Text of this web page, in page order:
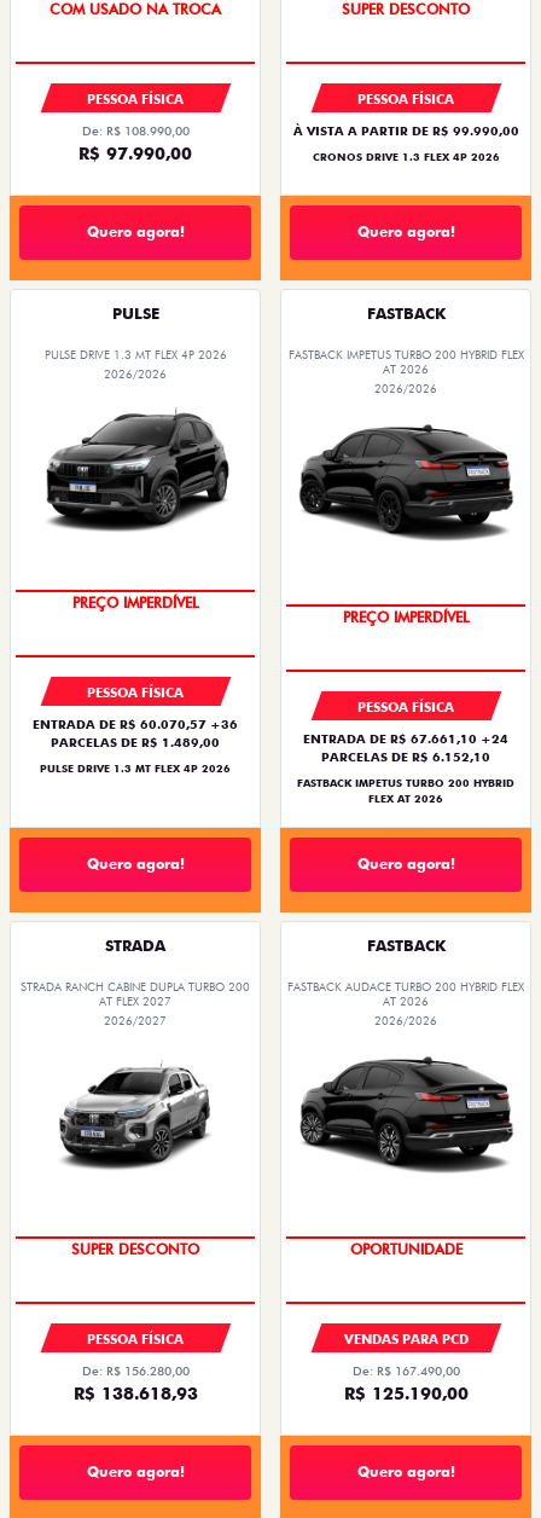
PESSOA FÍSICA
De: R$ 108.990,00
R$ 97.990,00
Quero agora!
PESSOA FÍSICA
À VISTA A PARTIR DE R$ 99.990,00
CRONOS DRIVE 1.3 FLEX 4P 2026
Quero agora!
PULSE
PULSE DRIVE 1.3 MT FLEX 4P 2026
2026/2026
OPORTUNIDADE
PESSOA FÍSICA
ENTRADA DE R$ 60.070,57 +36
PARCELAS DE R$ 1.489,00
PULSE DRIVE 1.3 MT FLEX 4P 2026
Quero agora!
FASTBACK
FASTBACK IMPETUS TURBO 200 HYBRID FLEX
AT 2026
2026/2026
PESSOA FÍSICA
ENTRADA DE R$ 67.661,10 +24
PARCELAS DE R$ 6.152,10
FASTBACK IMPETUS TURBO 200 HYBRID
FLEX AT 2026
Quero agora!
STRADA
STRADA RANCH CABINE DUPLA TURBO 200
AT FLEX 2027
2026/2027
SUPER DESCONTO
PESSOA FÍSICA
De: R$ 156.280,00
R$ 138.618,93
Quero agora!
FASTBACK
FASTBACK AUDACE TURBO 200 HYBRID FLEX
AT 2026
2026/2026
OPORTUNIDADE
VENDAS PARA PCD
De: R$ 167.490,00
R$ 125.190,00
Quero agora!